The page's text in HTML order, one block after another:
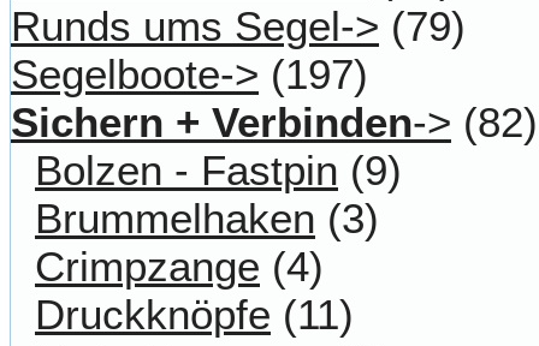
Runds ums Segel-> (79)
Segelboote-> (197)
Sichern + Verbinden-> (82)
Bolzen - Fastpin (9)
Brummelhaken (3)
Crimpzange (4)
Druckknöpfe (11)